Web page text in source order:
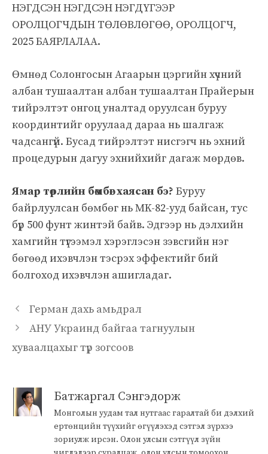
НЭГДСЭН НЭГДСЭН НЭГДҮГЭЭР
ОРОЛЦОГЧДЫН ТӨЛӨВЛӨГӨӨ, ОРОЛЦОГЧ,
2025 БАЯРЛАЛАА.
Өмнөд Солонгосын Агаарын цэргийн хүчний
албан тушаалтан албан тушаалтан Прайерын
тийрэлтэт онгоц уналтад оруулсан буруу
координтийг оруулаад дараа нь шалгаж
чадсангүй. Бусад тийрэлтэт нисгэгч нь эхний
процедурын дагуу эхнийхийг дагаж мөрдөв.
Ямар төрлийн бөмбөг хаясан бэ? Буруу
байрлуулсан бөмбөг нь MK-82-ууд байсан, тус
бүр 500 фунт жинтэй байв. Эдгээр нь дэлхийн
хамгийн түгээмэл хэрэглэсэн зэвсгийн нэг
бөгөөд ихэвчлэн тэсрэх эффектийг бий
болгоход ихэвчлэн ашигладаг.
Герман дахь амьдрал
АНУ Украинд байгаа тагнуулын
хуваалцахыг түр зогсоов
Батжаргал Сэнгэдорж
Монголын уудам тал нутгаас гаралтай би дэлхий
ертөнцийн түүхийг өгүүлэхэд сэтгэл зүрхээ
зориулж ирсэн. Олон улсын сэтгүүл зүйн